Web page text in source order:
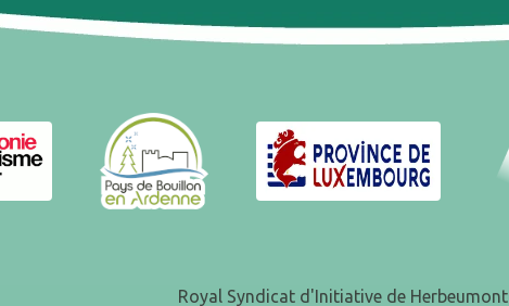
Royal Syndicat d'Initiative de Herbeumont